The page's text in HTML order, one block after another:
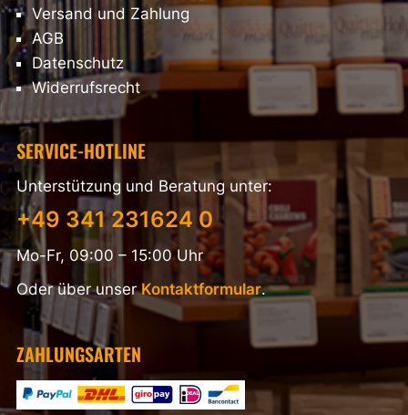
Versand und Zahlung
AGB
Datenschutz
Widerrufsrecht
SERVICE-HOTLINE
Unterstützung und Beratung unter:
+49 341 231624 0
Mo-Fr, 09:00 – 15:00 Uhr
Oder über unserKontaktformular.
ZAHLUNGSARTEN